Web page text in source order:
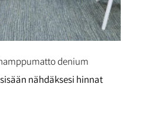
denium
nähdäksesi hinnat